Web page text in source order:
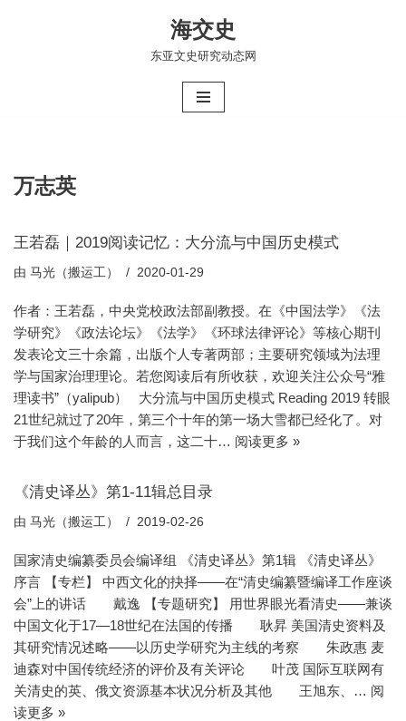
海交史
东亚文史研究动态网
万志英
王若磊｜2019阅读记忆：大分流与中国历史模式
由 马光（搬运工） 2020-01-29
作者：王若磊，中央党校政法部副教授。在《中国法学》《法
学研究》《政法论坛》《法学》《环球法律评论》等核心期刊
发表论文三十余篇，出版个人专著两部；主要研究领域为法理
学与国家治理理论。若您阅读后有所收获，欢迎关注公众号“雅
理读书”（yalipub） 大分流与中国历史模式 Reading 2019 转眼
21世纪就过了20年，第三个十年的第一场大雪都已经化了。对
于我们这个年龄的人而言，这二十… 阅读更多 »
《清史译丛》第1-11辑总目录
由 马光（搬运工） 2019-02-26
国家清史编纂委员会编译组 《清史译丛》第1辑 《清史译丛》
序言 【专栏】 中西文化的抉择——在“清史编纂暨编译工作座谈
会”上的讲话 戴逸 【专题研究】 用世界眼光看清史——兼谈
中国文化于17—18世纪在法国的传播 耿昇 美国清史资料及
其研究情况述略——以历史学研究为主线的考察 朱政惠 麦
迪森对中国传统经济的评价及有关评论 叶茂 国际互联网有
关清史的英、俄文资源基本状况分析及其他 王旭东、… 阅
读更多 »